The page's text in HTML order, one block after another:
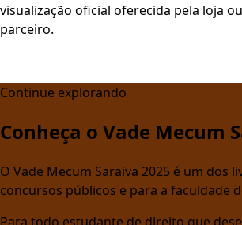
visualização oficial oferecida pela loja
parceiro.
Continue explorando
Conheça o Vade Mecum
O Vade Mecum Saraiva 2025 é um
concursos públicos e para a faculdade
Para todo estudante de direito que